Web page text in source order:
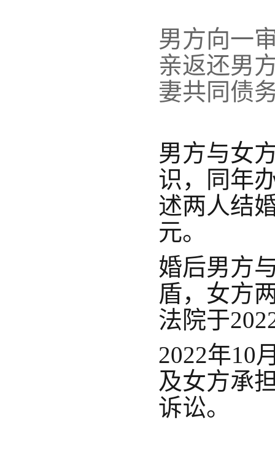
男方向一
亲返还男
妻共同债
男方与女
识，同年
述两人结
元。
婚后男方
盾，女方
法院于
2022年10
及女方承
诉讼。